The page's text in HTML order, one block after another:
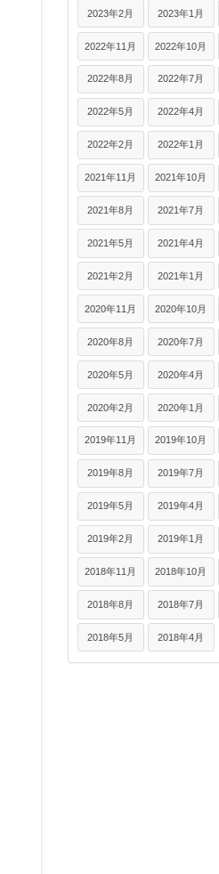
2023年2月 2023年1月
2022年11月 2022年10月
2022年8月 2022年7月
2022年5月 2022年4月
2022年2月 2022年1月
2021年11月 2021年10月
2021年8月 2021年7月
2021年5月 2021年4月
2021年2月 2021年1月
2020年11月 2020年10月
2020年8月 2020年7月
2020年5月 2020年4月
2020年2月 2020年1月
2019年11月 2019年10月
2019年8月 2019年7月
2019年5月 2019年4月
2019年2月 2019年1月
2018年11月 2018年10月
2018年8月 2018年7月
2018年5月 2018年4月